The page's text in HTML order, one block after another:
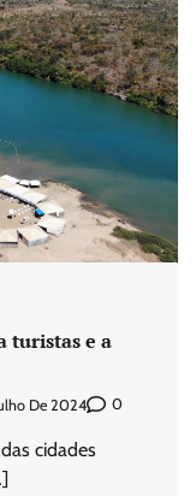
turistas e a
De 2024 0
cidades